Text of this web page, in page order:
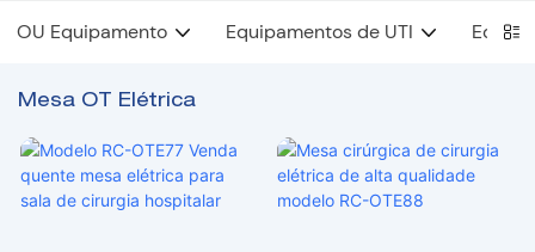
OU Equipamento Equipamentos de UTI
Mesa OT Elétrica